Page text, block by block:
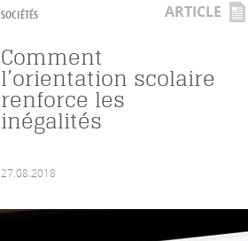
SOCIÉTÉS ARTICLE
Comment
l’orientation scolaire
renforce les
inégalités
27.08.2018